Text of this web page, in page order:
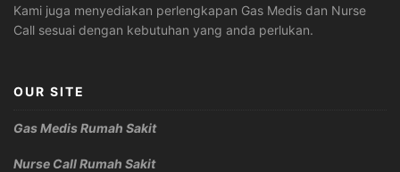
Kami juga menyediakan perlengkapan Gas Medis dan Nurse
Call sesuai dengan kebutuhan yang anda perlukan.
OUR SITE
Gas Medis Rumah Sakit
Nurse Call Rumah Sakit